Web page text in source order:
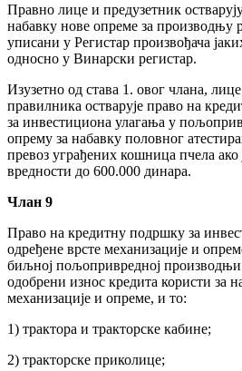
Правно лице и предузетник
набавку нове опреме за производњу
уписани у Регистар произвођача
односно у Винарски регистар.
Изузетно од става 1. овог члана,
правилника остварује право на
за инвестициона улагања у
опрему за набавку половног
превоз уграђених кошница пчела ако
вредности до 600.000 динара.
Члан 9
Право на кредитну подршку за
одређене врсте механизације и
биљној пољопривредној производњи
одобрени износ кредита користи за
механизације и опреме, и то:
1) трактора и тракторске кабине;
2) тракторске приколице;